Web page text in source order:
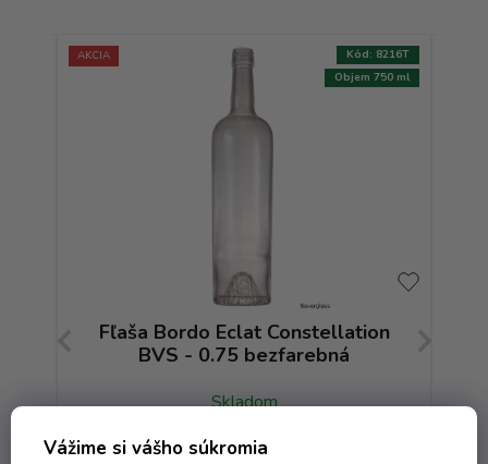
Vážime si vášho súkromia
AKCIA
Fľaša Bordo Eclat Constellation
BVS - 0.75 bezfarebná
Skladom
Objem 750 ml
Kód: 8216T